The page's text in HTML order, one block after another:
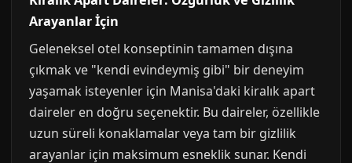
Arayanlar İçin
Geleneksel otel konseptinin tamamen dışına
çıkmak ve "kendi evindeymiş gibi" bir deneyim
yaşamak isteyenler için Manisa'daki kiralık apart
daireler en doğru seçenektir. Bu daireler, özellikle
uzun süreli konaklamalar veya tam bir gizlilik
arayanlar için maksimum esneklik sunar. Kendi